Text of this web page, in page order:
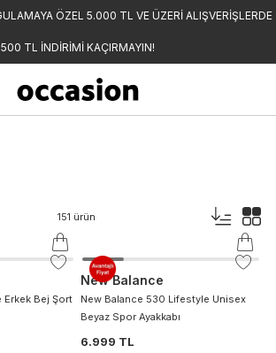
ÖZEL 5.000 TL VE ÜZERİ ALIŞVERİŞLERDE
500 TL İNDİRİMİ KAÇIRMAYIN!
151 ürün
Erkek Bej Şort
New Balance
New Balance 530 Lifestyle Unisex
Beyaz Spor Ayakkabı
6.999 TL